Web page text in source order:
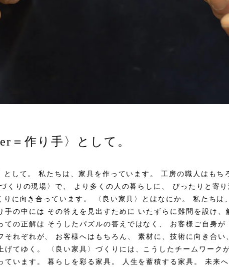
＝作り手〉として。
して。 私たちは、家具を作っています。 工房の職人はもち
くりの現場〉で、 より多くの人の暮らしに、 ぴったりと寄
りに向き合っています。 〈良い家具〉とはなにか。 私たち
手の中には その答えを見出すために いたずらに難問を設け、
ての正解は そうしたパズルの答えではなく、 お客様ご自身が
それぞれが、 お客様へはもちろん、 素材に、技術に向き合
げてゆく。 〈良い家具〉づくりには、こうしたチームワーク
ています。 暮らしを彩る家具。 人生を蓄積する家具。 未来